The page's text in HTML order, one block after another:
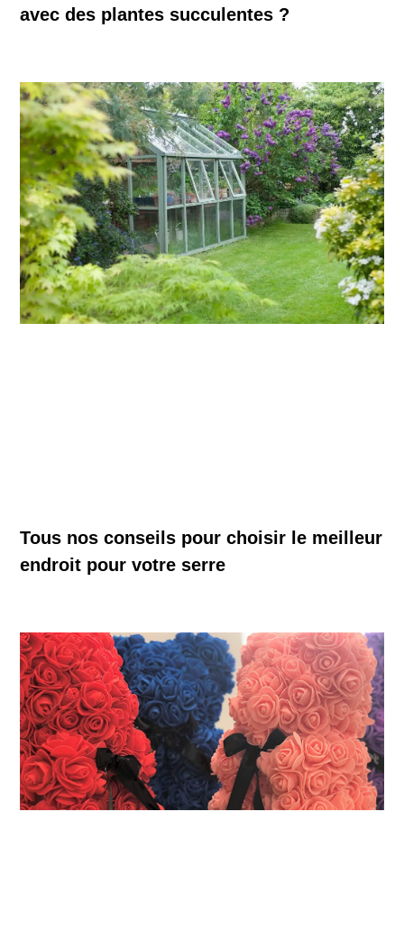
avec des plantes succulentes ?
Tous nos conseils pour choisir le meilleur
endroit pour votre serre